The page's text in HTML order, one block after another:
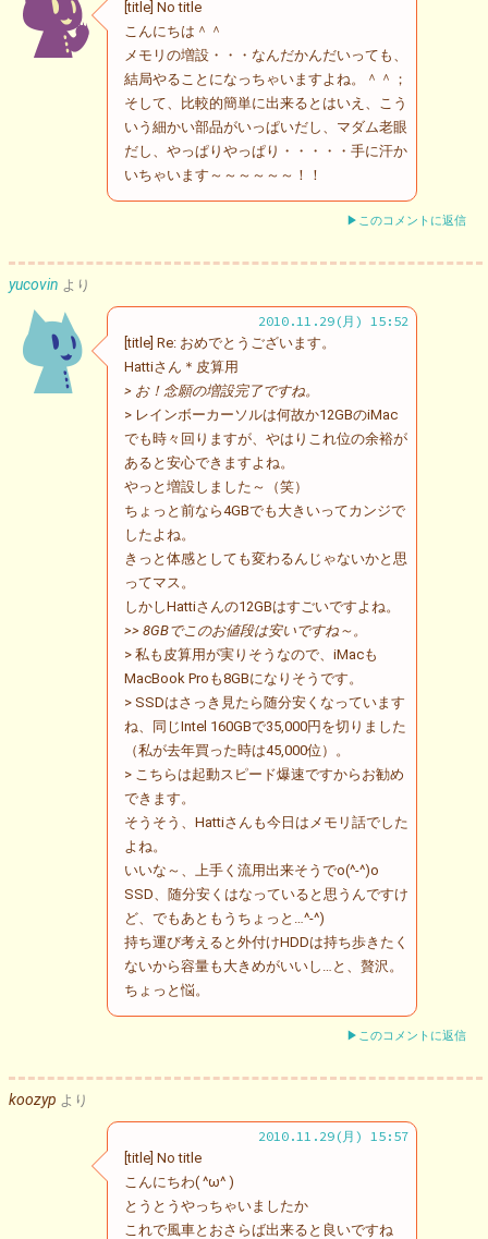
[title] No title
こんにちは＾＾
メモリの増設・・・なんだかんだいっても、
結局やることになっちゃいますよね。＾＾；
そして、比較的簡単に出来るとはいえ、こう
いう細かい部品がいっぱいだし、マダム老眼
だし、やっぱりやっぱり・・・・・手に汗か
いちゃいます～～～～～～！！
▶このコメントに返信
yucovin より
2010.11.29(月) 15:52
[title] Re: おめでとうございます。
Hattiさん＊皮算用
> お！念願の増設完了ですね。
> レインボーカーソルは何故か12GBのiMac
でも時々回りますが、やはりこれ位の余裕が
あると安心できますよね。
やっと増設しました～（笑）
ちょっと前なら4GBでも大きいってカンジで
したよね。
きっと体感としても変わるんじゃないかと思
ってマス。
しかしHattiさんの12GBはすごいですよね。
>> 8GBでこのお値段は安いですね～。
> 私も皮算用が実りそうなので、iMacも
MacBook Proも8GBになりそうです。
> SSDはさっき見たら随分安くなっています
ね、同じIntel 160GBで35,000円を切りました
（私が去年買った時は45,000位）。
> こちらは起動スピード爆速ですからお勧め
できます。
そうそう、Hattiさんも今日はメモリ話でした
よね。
いいな～、上手く流用出来そうでo(^-^)o
SSD、随分安くはなっていると思うんですけ
ど、でもあともうちょっと…^-^)
持ち運び考えると外付けHDDは持ち歩きたく
ないから容量も大きめがいいし…と、贅沢。
ちょっと悩。
▶このコメントに返信
koozyp より
2010.11.29(月) 15:57
[title] No title
こんにちわ( ^ω^ )
とうとうやっちゃいましたか
これで風車とおさらば出来ると良いですね